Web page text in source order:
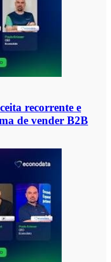
recorrente e
de vender B2B